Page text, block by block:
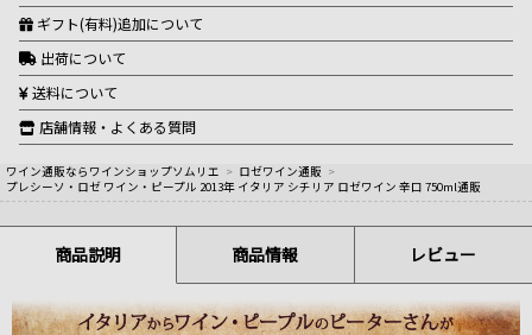
ギフト(有料)追加について
出荷について
送料について
店舗情報・よくある質問
ワイン通販ならワインショップソムリエ > ロゼワイン通販 >
プレシーソ・ロゼ ワイン・ピープル 2013年 イタリア シチリア ロゼワイン 辛口 750ml通販
商品説明 商品情報 レビュー